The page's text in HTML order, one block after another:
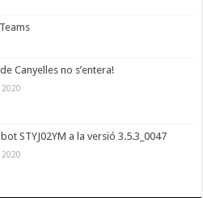
Canyelles no s’entera!
STYJ02YM a la versió 3.5.3_0047